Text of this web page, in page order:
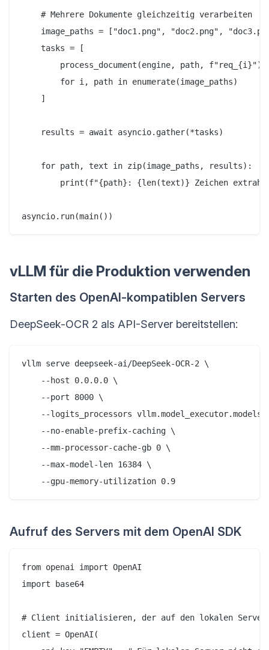
    # Mehrere Dokumente gleichzeitig verarbeiten
image_paths = ["doc1.png", "doc2.png",
    tasks = [
        process_document(engine, path, f"req_{i}")
        for i, path in enumerate(image_paths)
    ]
    results = await asyncio.gather(*tasks)
    for path, text in zip(image_paths, results):
print(f"{path}: {len(text)} Zeichen
vLLM für die Produktion verwenden
Starten des OpenAI-kompatiblen Servers
DeepSeek-OCR 2 als API-Server bereitstellen:
vllm serve deepseek-ai/DeepSeek-OCR-2 \
    --host 0.0.0.0 \
    --port 8000 \
--logits_processors
    --no-enable-prefix-caching \
    --mm-processor-cache-gb 0 \
    --max-model-len 16384 \
Aufruf des Servers mit dem OpenAI SDK
from openai import OpenAI
import base64
# Client initialisieren, der auf den lokalen
client = OpenAI(